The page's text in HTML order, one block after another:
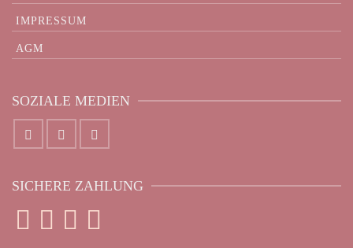
IMPRESSUM
AGM
SOZIALE MEDIEN
SICHERE ZAHLUNG